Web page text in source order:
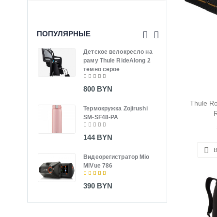
Thule
ПОПУЛЯРНЫЕ
Детское велокресло на
раму Thule RideAlong 2
темно серое
800 BYN
Термокружка Zojirushi
SM-SF48-PA
144 BYN
Видеорегистратор Mio
MiVue 786
390 BYN
SH-